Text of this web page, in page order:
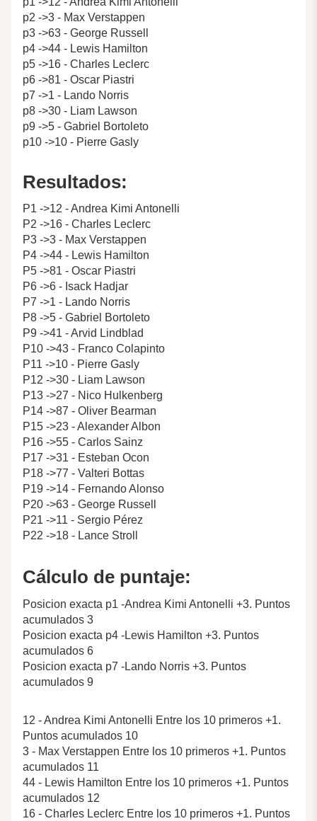
p2 ->3 - Max Verstappen
p3 ->63 - George Russell
p4 ->44 - Lewis Hamilton
p5 ->16 - Charles Leclerc
p6 ->81 - Oscar Piastri
p7 ->1 - Lando Norris
p8 ->30 - Liam Lawson
p9 ->5 - Gabriel Bortoleto
p10 ->10 - Pierre Gasly
Resultados:
P1 ->12 - Andrea Kimi Antonelli
P2 ->16 - Charles Leclerc
P3 ->3 - Max Verstappen
P4 ->44 - Lewis Hamilton
P5 ->81 - Oscar Piastri
P6 ->6 - Isack Hadjar
P7 ->1 - Lando Norris
P8 ->5 - Gabriel Bortoleto
P9 ->41 - Arvid Lindblad
P10 ->43 - Franco Colapinto
P11 ->10 - Pierre Gasly
P12 ->30 - Liam Lawson
P13 ->27 - Nico Hulkenberg
P14 ->87 - Oliver Bearman
P15 ->23 - Alexander Albon
P16 ->55 - Carlos Sainz
P17 ->31 - Esteban Ocon
P18 ->77 - Valteri Bottas
P19 ->14 - Fernando Alonso
P20 ->63 - George Russell
P21 ->11 - Sergio Pérez
P22 ->18 - Lance Stroll
Cálculo de puntaje:
Posicion exacta p1 -Andrea Kimi Antonelli +3. Puntos
acumulados 3
Posicion exacta p4 -Lewis Hamilton +3. Puntos
acumulados 6
Posicion exacta p7 -Lando Norris +3. Puntos
acumulados 9
12 - Andrea Kimi Antonelli Entre los 10 primeros +1.
Puntos acumulados 10
3 - Max Verstappen Entre los 10 primeros +1. Puntos
acumulados 11
44 - Lewis Hamilton Entre los 10 primeros +1. Puntos
acumulados 12
16 - Charles Leclerc Entre los 10 primeros +1. Puntos